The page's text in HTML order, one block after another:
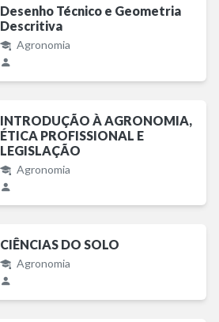
Desenho Técnico e Geometria
Descritiva
Agronomia
INTRODUÇÃO À AGRONOMIA,
ÉTICA PROFISSIONAL E
LEGISLAÇÃO
Agronomia
CIÊNCIAS DO SOLO
Agronomia